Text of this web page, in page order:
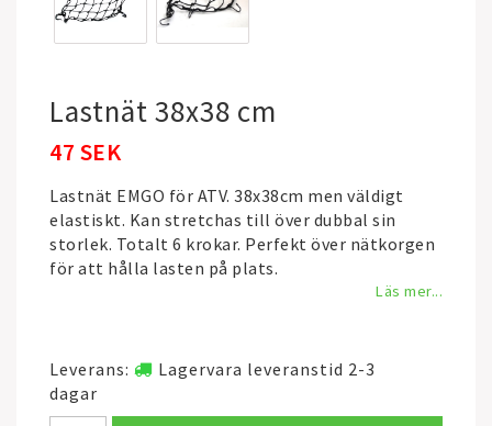
Lastnät 38x38 cm
47 SEK
Lastnät EMGO för ATV. 38x38cm men väldigt
elastiskt. Kan stretchas till över dubbal sin
storlek. Totalt 6 krokar. Perfekt över nätkorgen
för att hålla lasten på plats.
Läs mer...
Leverans:
Lagervara leveranstid 2-3
dagar